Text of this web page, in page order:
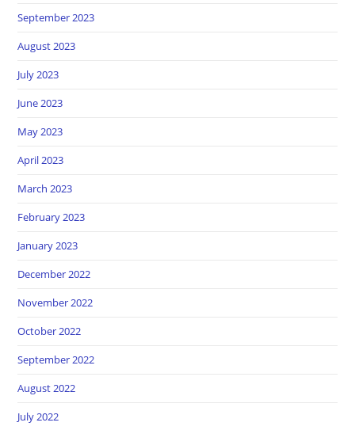
September 2023
August 2023
July 2023
June 2023
May 2023
April 2023
March 2023
February 2023
January 2023
December 2022
November 2022
October 2022
September 2022
August 2022
July 2022